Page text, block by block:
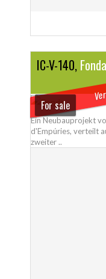
IC-V-140, Fonda
For sale
Ein Neubauprojekt
d'Empúries, verteilt
zweiter ..